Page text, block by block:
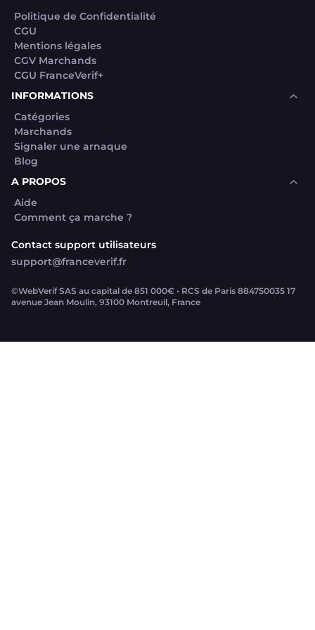
Politique de Confidentialité
CGU
Mentions légales
CGV Marchands
CGU FranceVerif+
INFORMATIONS
Catégories
Marchands
Signaler une arnaque
Blog
A PROPOS
Aide
Comment ça marche ?
Contact support utilisateurs
support@franceverif.fr
©WebVerif SAS au capital de 851 000€ • RCS de Paris 884750035 17
avenue Jean Moulin, 93100 Montreuil, France